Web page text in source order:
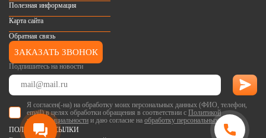
Подпишитесь на новости
Я согласен(-на) на обработку моих персональных данных (ФИО, телефон,
email) в целях обработки обращения в соответствии с Политикой
конфиденциальности и даю согласие на обработку персональных данных.
Полезная информация
Карта сайта
Обратная связь
ЗАКАЗАТЬ ЗВОНОК
ПОЛЕЗНЫЕ ССЫЛКИ